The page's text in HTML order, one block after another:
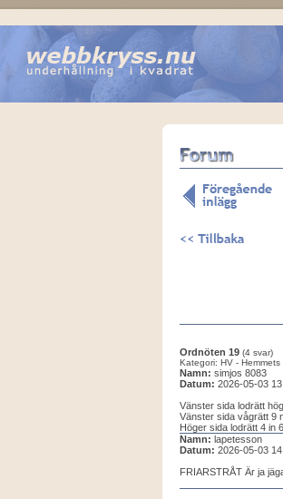
Ordnöten 19 (4 svar)
Kategori: HV - Hemmets
Namn: simjos 8083
Datum: 2026-05-03
Vänster sida lodrätt
Vänster sida vågrätt 9
Höger sida lodrätt 4 in
Namn: lapetesson
Datum: 2026-05-03
FRIARSTRÅT Är ja